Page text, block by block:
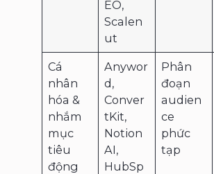
EO,
Scalen
ut
Cá
nhân
hóa &
nhắm
mục
tiêu
động
Anywor
d,
Conver
tKit,
Notion
AI,
HubSp
Phân
đoạn
audien
ce
phức
tạp